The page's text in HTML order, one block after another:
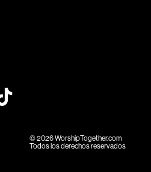
© 2026 WorshipTogether.com
Todos los derechos reservados